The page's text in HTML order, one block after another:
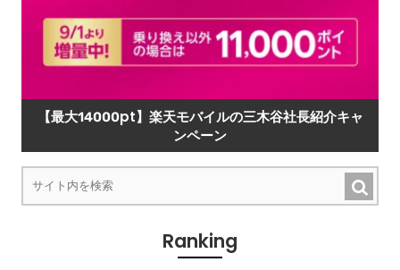
【最大14000pt】楽天モバイルの三木谷社長紹介キャ
ンペーン
Ranking